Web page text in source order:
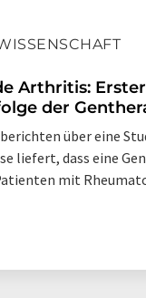
Arthritis:
der
über eine
liefert, dass eine
mit